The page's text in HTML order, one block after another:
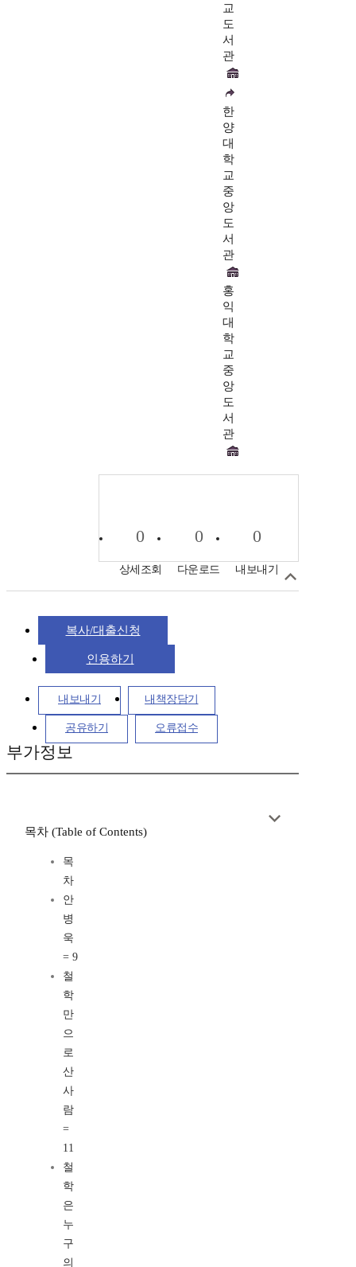
교
도
서
관
한
양
대
학
교
중
앙
도
서
관
홍
익
대
학
교
중
앙
도
서
관
0
상세조회
0
다운로드
0
내보내기
복사/대출신청
인용하기
내보내기 내책장담기
공유하기 오류접수
부가정보
목차 (Table of Contents)
목
차
안
병
욱
= 9
철
학
만
으
로
산
사
람
=
11
철
학
은
누
구
의